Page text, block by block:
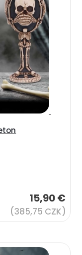
15,90 €
(385,75 CZK)